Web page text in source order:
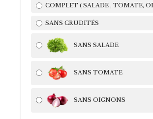
COMPLET ( SALADE , TOMATE,
SANS CRUDITÉS
SANS SALADE
SANS TOMATE
SANS OIGNONS